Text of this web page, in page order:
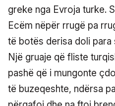
greke nga Evroja turke.
Ecëm nëpër rrugë pa
të botës derisa doli para
Një gruaje që fliste
pashë që i mungonte
të buzeqeshte, ndërsa